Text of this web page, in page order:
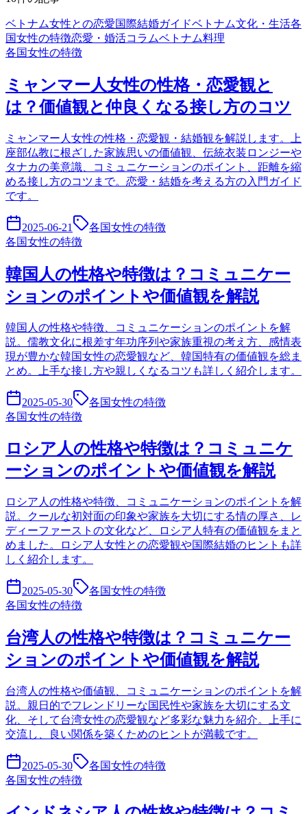
ベトナム女性との恋愛国際結婚ガイドベトナム文化・生活各
国女性の特徴恋愛・婚活コラムベトナム料理
各国女性の特徴
ミャンマー人女性の性格・恋愛観と
は？価値観と仲良くなる接し方のコツ
ミャンマー人女性の性格・恋愛観・結婚観を解説します。上
座部仏教に根ざした家族思いの価値観、伝統衣装ロンジーや
タナカの美意識、コミュニケーションのポイント、距離を縮
める接し方のコツまで。恋愛・結婚を考える方の入門ガイド
です。
2025-06-21
各国女性の特徴
各国女性の特徴
韓国人の性格や特徴は？コミュニケー
ションのポイントや価値観を解説
韓国人の性格や特徴、コミュニケーションのポイントを解
説。儒教文化に根差す年功序列や家族重視の考え方、感情表
現が豊かな韓国女性の恋愛観など、韓国特有の価値観を総ま
とめ。上手な接し方や親しくなるコツも詳しく紹介します。
2025-05-30
各国女性の特徴
各国女性の特徴
ロシア人の性格や特徴は？コミュニケ
ーションのポイントや価値観を解説
ロシア人の性格や特徴、コミュニケーションのポイントを解
説。クールな初対面の印象や家族を大切にする情の厚さ、レ
ディーファーストの文化など、ロシア人特有の価値観をまと
めました。ロシア人女性との恋愛観や国際結婚のヒントも詳
しく紹介します。
2025-05-30
各国女性の特徴
各国女性の特徴
台湾人の性格や特徴は？コミュニケー
ションのポイントや価値観を解説
台湾人の性格や価値観、コミュニケーションのポイントを解
説。親日的でフレンドリーな国民性や家族を大切にする文
化、そして台湾女性の恋愛観など多彩な魅力を紹介。上手に
交流し、良い関係を築くためのヒントが満載です。
2025-05-30
各国女性の特徴
各国女性の特徴